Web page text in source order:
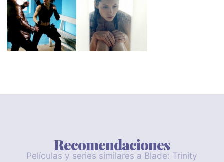
Recomendaciones
Películas y series similares a Blade: Trinity